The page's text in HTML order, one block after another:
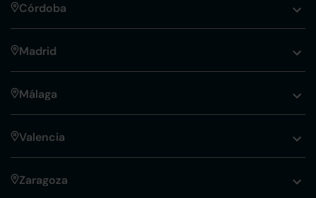
Córdoba
Madrid
Málaga
Valencia
Zaragoza